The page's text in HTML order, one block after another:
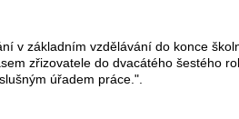
základním vzdělávání do konce
zřizovatele do dvacátého šestého
úřadem práce.".